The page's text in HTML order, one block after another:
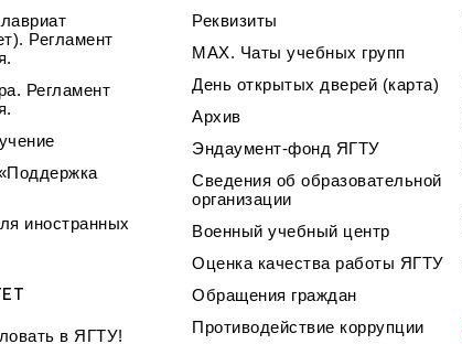
Регламент
Регламент
иностранных
в ЯГТУ!
Реквизиты
МАХ. Чаты учебных групп
День открытых дверей (карта)
Архив
Эндаумент-фонд ЯГТУ
Сведения об образовательной
организации
Военный учебный центр
Оценка качества работы ЯГТУ
Обращения граждан
Противодействие коррупции